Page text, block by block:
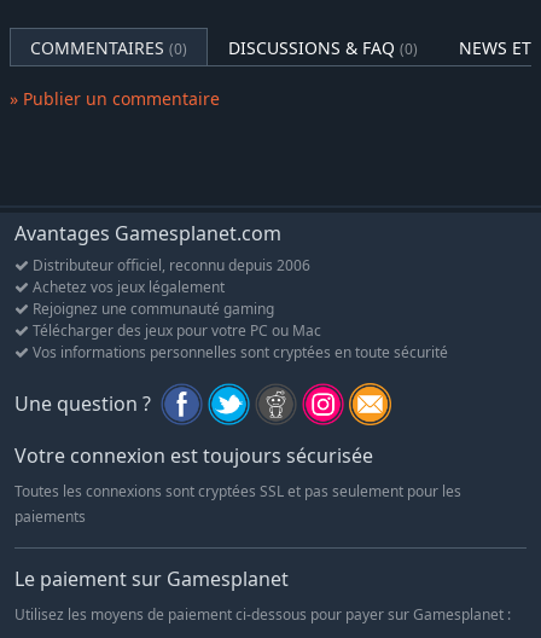
COMMENTAIRES (0) DISCUSSIONS & FAQ (0) NEWS ET
» Publier un commentaire
Avantages Gamesplanet.com
Distributeur officiel, reconnu depuis 2006
Achetez vos jeux légalement
Rejoignez une communauté gaming
Télécharger des jeux pour votre PC ou Mac
Vos informations personnelles sont cryptées en toute sécurité
Une question ?
Votre connexion est toujours sécurisée
Toutes les connexions sont cryptées SSL et pas seulement pour les
paiements
Le paiement sur Gamesplanet
Utilisez les moyens de paiement ci-dessous pour payer sur Gamesplanet :